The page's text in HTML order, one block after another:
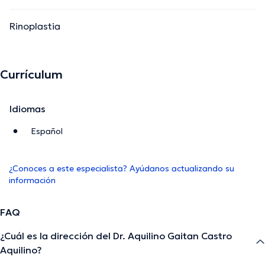
Rinoplastia
Currículum
Idiomas
Español
¿Conoces a este especialista? Ayúdanos actualizando su
información
FAQ
¿Cuál es la dirección del Dr. Aquilino Gaitan Castro
Aquilino?